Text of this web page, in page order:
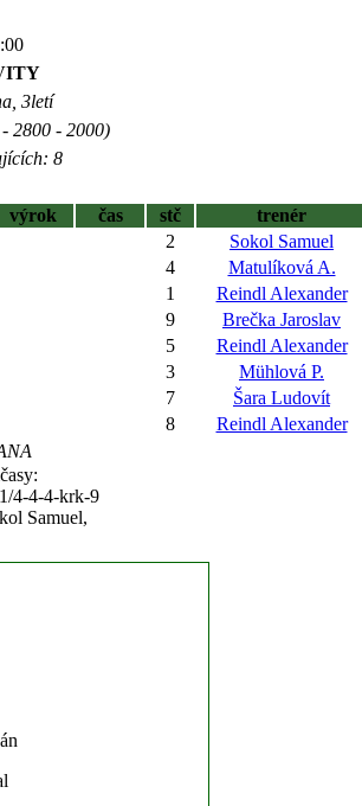
3letí
2800 - 2000)
8
výrok čas stč trenér
2
Sokol Samuel
4
Matulíková A.
1
Reindl Alexander
9
Brečka Jaroslav
5
Reindl Alexander
3
Mühlová P.
7
Šara Ludovít
8
Reindl Alexander
4-4-4-krk-9
Samuel,